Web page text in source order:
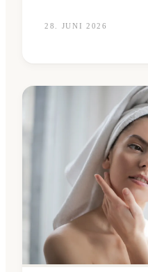
28. JUNI 2026